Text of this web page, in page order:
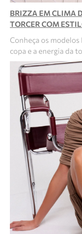
BRIZZA EM CLIMA
TORCER COM
Conheça os
copa e a energia da